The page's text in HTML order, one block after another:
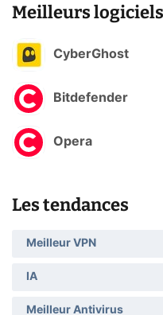
Meilleurs logiciels
CyberGhost
Bitdefender
Opera
Les tendances
Meilleur VPN
IA
Meilleur Antivirus